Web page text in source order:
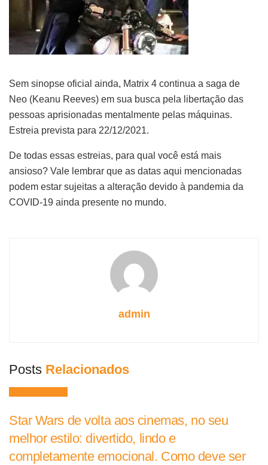
Sem sinopse oficial ainda, Matrix 4 continua a saga de
Neo (Keanu Reeves) em sua busca pela libertação das
pessoas aprisionadas mentalmente pelas máquinas.
Estreia prevista para 22/12/2021.
De todas essas estreias, para qual você está mais
ansioso? Vale lembrar que as datas aqui mencionadas
podem estar sujeitas a alteração devido à pandemia da
COVID-19 ainda presente no mundo.
admin
Posts Relacionados
Star Wars de volta aos cinemas, no seu
melhor estilo: divertido, lindo e
completamente emocional. Como deve ser